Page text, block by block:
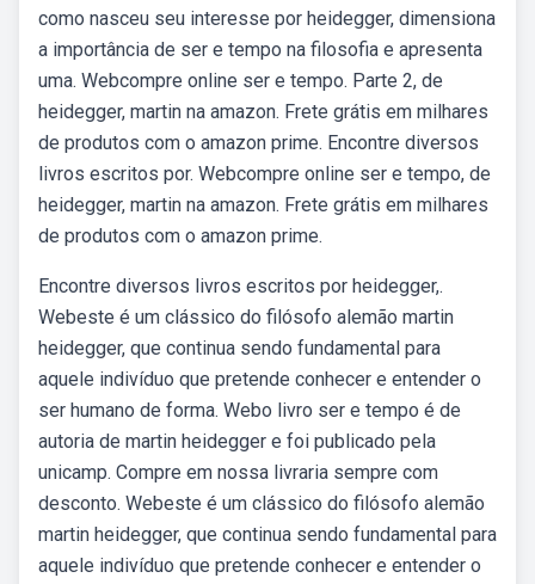
como nasceu seu interesse por heidegger, dimensiona
a importância de ser e tempo na filosofia e apresenta
uma. Webcompre online ser e tempo. Parte 2, de
heidegger, martin na amazon. Frete grátis em milhares
de produtos com o amazon prime. Encontre diversos
livros escritos por. Webcompre online ser e tempo, de
heidegger, martin na amazon. Frete grátis em milhares
de produtos com o amazon prime.
Encontre diversos livros escritos por heidegger,.
Webeste é um clássico do filósofo alemão martin
heidegger, que continua sendo fundamental para
aquele indivíduo que pretende conhecer e entender o
ser humano de forma. Webo livro ser e tempo é de
autoria de martin heidegger e foi publicado pela
unicamp. Compre em nossa livraria sempre com
desconto. Webeste é um clássico do filósofo alemão
martin heidegger, que continua sendo fundamental para
aquele indivíduo que pretende conhecer e entender o